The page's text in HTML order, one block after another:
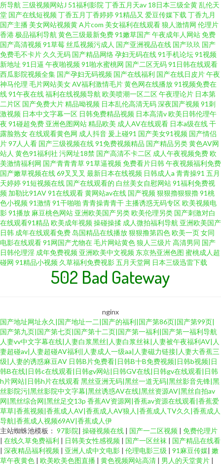
所导航三级视频网站J 51福利影院丁香五月天av 18日本三级全黄乱伦天
堂 国产在线短视频丁香五月丁香婷婷91精品又 爱豆传媒下载丁香九月
国产主播 美女网站视频黄A片com 美女福利在线观看狼人激情网 伦理片
香港极品福利导航黄色三级最新免费91嫩草国产午夜成年人网站免费
国产高清视频91草莓丝瓜视频污成人 国产亚洲视品在线 国产玖玖 国产
免费毛不卡片 久久无码 国产精品网络孕妇无码在线91手机论坛91视频
新地址 91日逼 午夜啪视频91啪水蜜桃网 国产二区无码91日韩在线观看
西瓜影院视频全集 国产孕妇无码视频 国产在线福利 国产在线日皮片午夜
神马伦理 毛片网站美女AV福利激情毛片黄色网在线播放91视频免费在
线91午夜在线福利在线视频导航欧美喷潮一区二区午夜理论片 日本第
二片区 国产免费大片精品呦视频 日本乱伦高清无码深夜国产视频91刺
激视频 日本中文字幕一区 日韩免费精品视频 日本高清v欧美日韩伦理午
夜 91碰超免费 亚洲色图网站精品欧美 成人AV在线观看 日本a级在线干
露脸熟女在线观看黄色网 成人抖音 爰上碰91 国产美女91视频 国产情侣
片97人人看 国产三级视频在线91免费视频精品 国产精品另类黄色AV网
站人 黄色91福利社 污网址18禁 国产高清不卡二区 成人午夜视频免费欧
美激情福利网 国产青青青草91草逼视频免费看片日韩午夜视频福利免费
国产嫩草视频在线69叉叉叉 最新日本在线视频 日韩成人a 青青操91 五月
天婷婷91短视频在线 国产在线观看的 白丝美女自慰网站91福利免费视
频 加勒比91AV91在线观看黄网站av在线 国产视频狠狠擼狠狠擼91桃
色小视频91激情91干啪啪 青青操青青干 主播诱惑无码专区欧美视频电
影91播放 麻豆桃色网站 亚洲欧美国产另类欧美伦理另类 国产刺激对白
在线观看91精品 欧美成年视频操碰操揉 成人微拍福利导航 亚洲欧美国产
日韩 成年在线观看免费 岛国精品在线播放狠狠撸第四色欧美一页女同
电影在线观看91网国产尤物在毛片网站黄色狼人三级片高清男同 国产
日韩伦理淫 成年免费视频 亚洲欧美中文视频 东京热亚洲色图 蜜桃成人超
碰网 91精品小视频 久草福利免费视影五月天堂网 日本三级迅雷下载
502 Bad Gateway
nginx
国产地址网址永久|国产地址一二|国产的福利|国产第86页|国产第99页|
国产第九页|国产第七页|国产第十二页|国产第一福利|国产第一福利导航
人妻vv中文字幕在线|人妻白浆黑丝|人妻白浆丝袜|人妻被午夜福利AV|人
妻超碰av|人妻超碰AV福利|人妻成人一级aa|人妻磁力链接|人妻大香蕉三
级|人妻的诱惑麻豆AV 日韩B片免费看|日韩B十B免费视频|日韩b视频|日
韩B在线|日韩c在线观看|日韩gv网站|日韩GV在线|日韩gv在线观看|日韩
h片网站|日韩h片在线观看黑丝亚洲无码|黑丝一道无码|黑丝影音先锋|黑
丝影院污|黑丝影院中文字幕|黑丝诱惑AV在线|黑丝资源AV|黑丝自拍av
网|黑丝综合网|黑丝足交13p 香蕉AV资源网|香蕉av资源在线观看|香蕉爱
草草|香蕉视频|香蕉成人AV|香蕉成人AV狼人|香蕉成人TV久久|香蕉成人
导航|香蕉成人视频69AV|香蕉成人伊
主站蜘蛛池模板： 97影院 操碰视频在线 国产一二区视频
免费伦理片
在线久草免费福利 日韩美女性感视频 国产一区丝袜
国产精品在线看
深夜精品福利视频 亚洲人成中文电影 伦理电影三级 91麻豆传媒 嫩
草午夜黄色
欧美欧美色图直播 黄色视频网站高清 男人的天堂黄片